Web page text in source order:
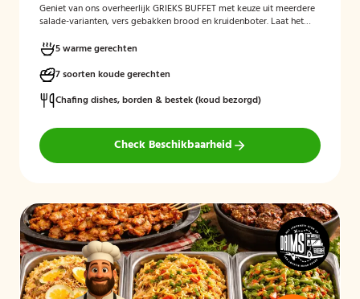
Geniet van ons overheerlijk GRIEKS BUFFET met keuze uit meerdere
salade-varianten, vers gebakken brood en kruidenboter. Laat het
5 warme gerechten
7 soorten koude gerechten
Chafing dishes, borden & bestek (koud bezorgd)
Check Beschikbaarheid